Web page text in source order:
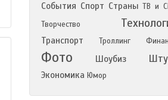
События Спорт Страны ТВ и
Творчество
Транспорт Троллинг
Фото Шоубиз
Экономика Юмор